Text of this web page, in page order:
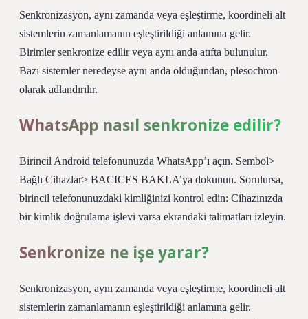
Senkronizasyon, aynı zamanda veya eşleştirme, koordineli alt
sistemlerin zamanlamanın eşleştirildiği anlamına gelir.
Birimler senkronize edilir veya aynı anda atıfta bulunulur.
Bazı sistemler neredeyse aynı anda olduğundan, plesochron
olarak adlandırılır.
WhatsApp nasıl senkronize edilir?
Birincil Android telefonunuzda WhatsApp’ı açın. Sembol>
Bağlı Cihazlar> BACICES BAKLA’ya dokunun. Sorulursa,
birincil telefonunuzdaki kimliğinizi kontrol edin: Cihazınızda
bir kimlik doğrulama işlevi varsa ekrandaki talimatları izleyin.
Senkronize ne işe yarar?
Senkronizasyon, aynı zamanda veya eşleştirme, koordineli alt
sistemlerin zamanlamanın eşleştirildiği anlamına gelir.